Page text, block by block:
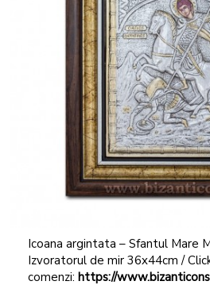
Icoana argintata – Sfantul Mare
Izvoratorul de mir 36x44cm /
comenzi: https://